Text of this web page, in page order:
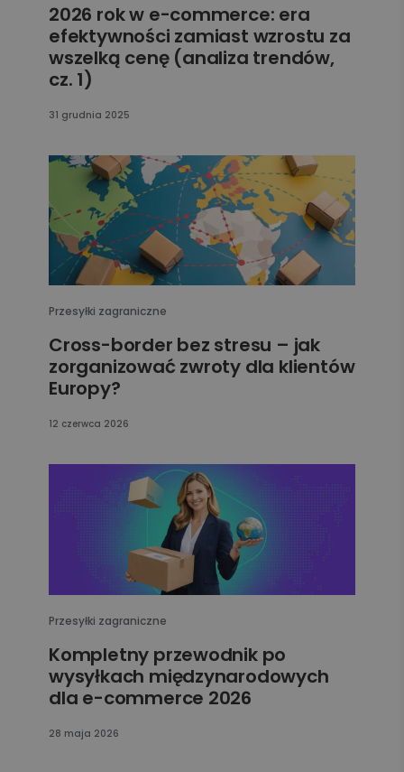
2026 rok w e-commerce: era
efektywności zamiast wzrostu za
wszelką cenę (analiza trendów,
cz. 1)
31 grudnia 2025
Przesyłki zagraniczne
Cross-border bez stresu – jak
zorganizować zwroty dla klientów
Europy?
12 czerwca 2026
Przesyłki zagraniczne
Kompletny przewodnik po
wysyłkach międzynarodowych
dla e-commerce 2026
28 maja 2026